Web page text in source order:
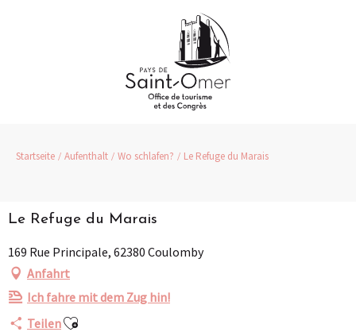
Startseite Aufenthalt Wo schlafen? Le Refuge du Marais
Le Refuge du Marais
169 Rue Principale, 62380 Coulomby
Anfahrt
Ich fahre mit dem Zug hin!
TeilenAjouter aux favoris